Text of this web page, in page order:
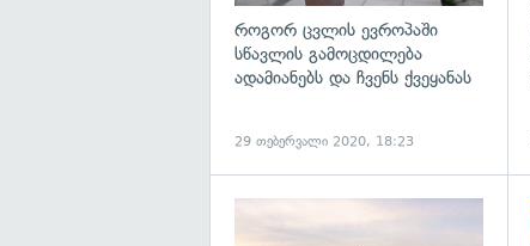
როგორ ცვლის ევროპაში
სწავლის გამოცდილება
ადამიანებს და ჩვენს ქვეყანას
29 თებერვალი 2020, 18:23